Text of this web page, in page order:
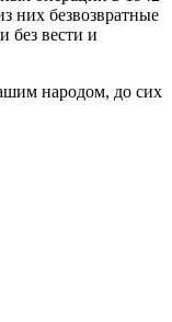
них безвозвратные
вести и
народом, до сих